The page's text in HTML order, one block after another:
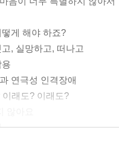
게 해야 하죠?
, 실망하고, 떠나고
연극성 인격장애
래도? 이래도?